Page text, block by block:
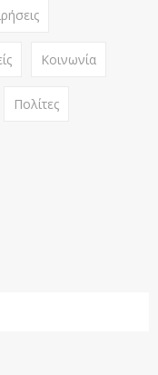
Κοινωνία
Πολίτες